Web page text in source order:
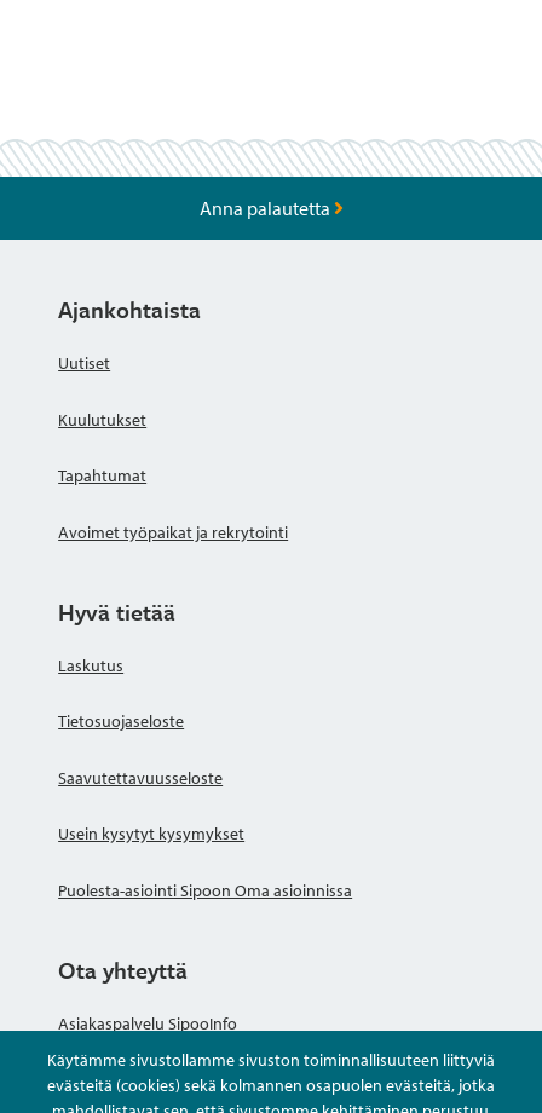
Käytämme sivustollamme sivuston toiminnallisuuteen liittyviä
evästeitä (cookies) sekä kolmannen osapuolen evästeitä, jotka
Anna palautetta
Ajankohtaista
Uutiset
Kuulutukset
Tapahtumat
Avoimet työpaikat ja rekrytointi
Hyvä tietää
Laskutus
Tietosuojaseloste
Saavutettavuusseloste
Usein kysytyt kysymykset
Puolesta-asiointi Sipoon Oma asioinnissa
Ota yhteyttä
Asiakaspalvelu SipooInfo
Anna palautetta nimettömästi